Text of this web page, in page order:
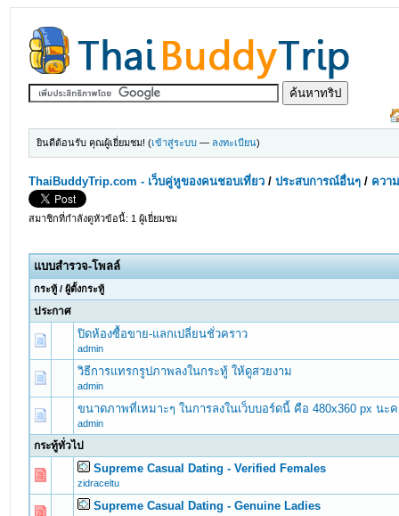
ยินดีต้อนรับ คุณผู้เยี่ยมชม! (เข้าสู่ระบบ — ลงทะเบียน)
ThaiBuddyTrip.com - เว็บคู่หูของคนชอบเที่ยว /ประสบการณ์อื่นๆ / ควา
สมาชิกที่กำลังดูหัวข้อนี้: 1 ผู้เยี่ยมชม
แบบสำรวจ-โพลล์
กระทู้ /ผู้ตั้งกระทู้
ประกาศ
ปิดห้องซื้อขาย-แลกเปลี่ยนชั่วคราว
admin
วิธีการแทรกรูปภาพลงในกระทู้ ให้ดูสวยงาม
admin
ขนาดภาพที่เหมาะๆ ในการลงในเว็บบอร์ดนี้ คือ 480x360 px นะ
admin
กระทู้ทั่วไป
Supreme Сasual Dating - Verified Females
zidraceltu
0 Vote(s) - 0 out of 5 in Average
123 45
Supreme Сasual Dating - Genuine Ladies
0 Vote(s) - 0 out of 5 in Average
123 45